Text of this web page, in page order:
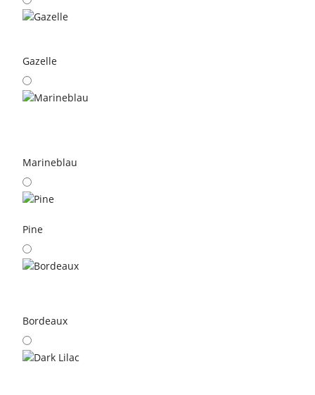
Gazelle
Marineblau
Pine
Bordeaux